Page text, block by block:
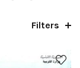
Filters